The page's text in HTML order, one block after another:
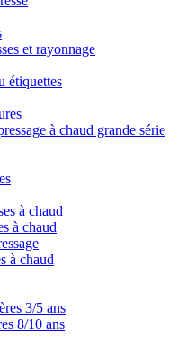
et rayonnage
étiquettes
à chaud grande série
à chaud
à chaud
à chaud
3/5 ans
8/10 ans